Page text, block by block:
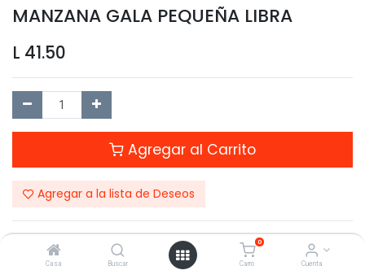
Casa Buscar
0
Carro Cuenta
MANZANA GALA PEQUEÑA LIBRA
L 41.50
Agregar al Carrito
Agregar a la lista de Deseos
Compartir este Producto: